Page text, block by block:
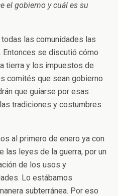
el gobierno y cuál es su
las comunidades las
Entonces se discutió cómo
tierra y los impuestos de
comités que sean gobierno
que guiarse por esas
tradiciones y costumbres
al primero de enero ya con
las leyes de la guerra, por un
de los usos y
Lo estábamos
subterránea. Por eso